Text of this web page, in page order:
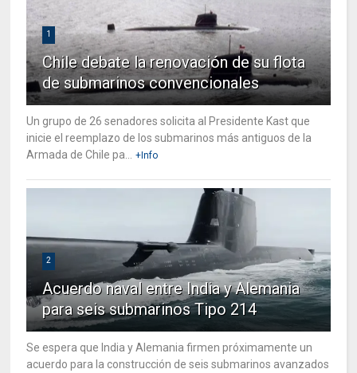
1
Chile debate la renovación de su flota
de submarinos convencionales
Un grupo de 26 senadores solicita al Presidente Kast que
inicie el reemplazo de los submarinos más antiguos de la
Armada de Chile pa...
+Info
2
Acuerdo naval entre India y Alemania
para seis submarinos Tipo 214
Se espera que India y Alemania firmen próximamente un
acuerdo para la construcción de seis submarinos avanzados